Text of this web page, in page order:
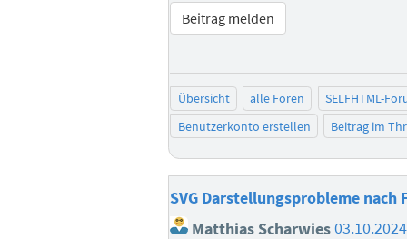
Beitrag melden
Übersicht alle Foren
SELFHTML-
Benutzerkonto erstellen
Beitrag im
SVG Darstellungsprobleme nach
Matthias Scharwies